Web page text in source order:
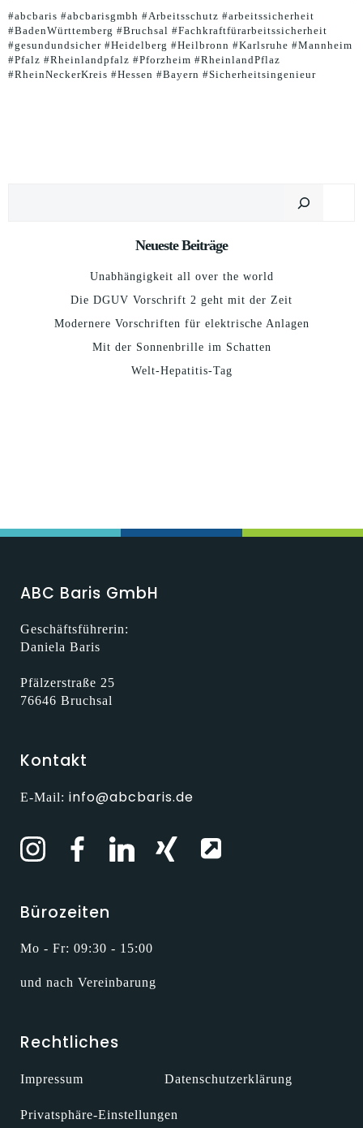
#abcbaris #abcbarisgmbh #Arbeitsschutz #arbeitssicherheit
#BadenWürttemberg #Bruchsal #Fachkraftfürarbeitssicherheit
#gesundundsicher #Heidelberg #Heilbronn #Karlsruhe #Mannheim
#Pfalz #Rheinlandpfalz #Pforzheim #RheinlandPflaz
#RheinNeckerKreis #Hessen #Bayern #Sicherheitsingenieur
Neueste Beiträge
Unabhängigkeit all over the world
Die DGUV Vorschrift 2 geht mit der Zeit
Modernere Vorschriften für elektrische Anlagen
Mit der Sonnenbrille im Schatten
Welt-Hepatitis-Tag
ABC Baris GmbH
Geschäftsführerin:
Daniela Baris
Pfälzerstraße 25
76646 Bruchsal
Kontakt
E-Mail: info@abcbaris.de
Bürozeiten
Mo - Fr: 09:30 - 15:00
und nach Vereinbarung
Rechtliches
Impressum Datenschutzerklärung
Privatsphäre-Einstellungen